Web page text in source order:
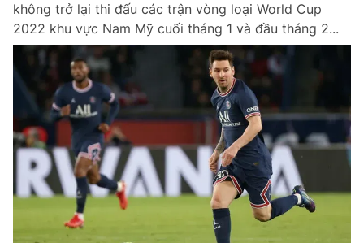
không trở lại thi đấu các trận vòng loại World Cup
2022 khu vực Nam Mỹ cuối tháng 1 và đầu tháng 2...